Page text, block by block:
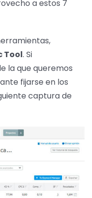
a estos 7
Tool. Si
la que queremos
fijarse en los
captura de